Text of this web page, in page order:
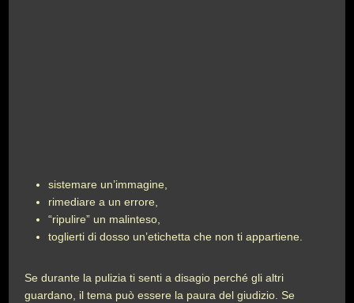
sistemare un’immagine,
rimediare a un errore,
“ripulire” un malinteso,
toglierti di dosso un’etichetta che non ti appartiene.
Se durante la pulizia ti senti a disagio perché gli altri
guardano, il tema può essere la paura del giudizio. Se